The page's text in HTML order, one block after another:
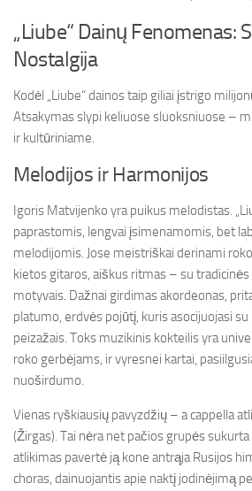
„Liube“ Dainų Fenomenas:
Nostalgija
Kodėl „Liube“ dainos taip giliai įstrigo
Atsakymas slypi keliuose sluoksniuose –
ir kultūriniame.
Melodijos ir Harmonijos
Igoris Matvijenko yra puikus melodistas.
paprastomis, lengvai įsimenamomis, bet
melodijomis. Jose meistriškai derinami
kietos gitaros, aiškus ritmas – su
motyvais. Dažnai girdimas akordeonas,
platumo, erdvės pojūtį, kuris asocijuojasi
peizažais. Toks muzikinis kokteilis yra
roko gerbėjams, ir vyresnei kartai,
nuoširdumo.
Vienas ryškiausių pavyzdžių – a cappella
(Žirgas). Tai nėra net pačios grupės
atlikimas pavertė ją kone antrąja Rusijos
choras, dainuojantis apie naktį jodinėjimą